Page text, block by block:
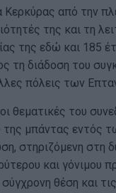
Κερκύρας από την
της και τη
της εδώ και 185
τη διάδοση του
πόλεις των
θεματικές του
μπάντας εντός
στηριζόμενη στη
και γόνιμου
σύγχρονη θέση και